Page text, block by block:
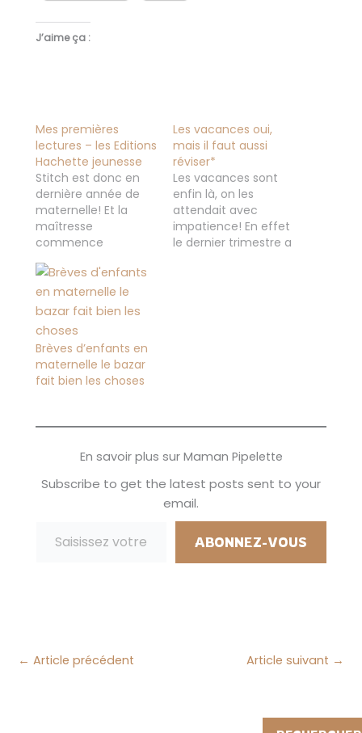
J’aime ça :
Mes premières
lectures – les Editions
Hachette jeunesse
Stitch est donc en
dernière année de
maternelle! Et la
maîtresse
commence
doucement à les
emmener vers la
lecture (avec les
alphas) je vous en
parlerais très bientôt,
vu que je suis
justement en train
d'en savoir un peu
plus sur cette
Les vacances oui,
mais il faut aussi
réviser*
Les vacances sont
enfin là, on les
attendait avec
impatience! En effet
le dernier trimestre a
Brèves d’enfants en
maternelle le bazar
fait bien les choses
En savoir plus sur Maman Pipelette
Subscribe to get the latest posts sent to your
email.
ABONNEZ-VOUS
← Article précédent Article suivant →